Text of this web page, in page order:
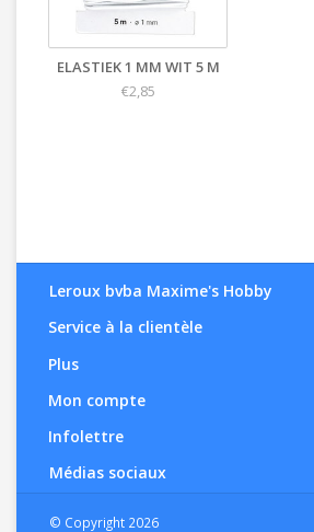
ELASTIEK 1 MM WIT 5 M
€2,85
Leroux bvba Maxime's Hobby
Service à la clientèle
Plus
Mon compte
Infolettre
Médias sociaux
© Copyright 2026